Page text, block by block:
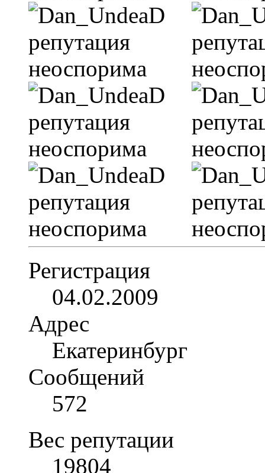
Регистрация
04.02.2009
Адрес
Екатеринбург
Сообщений
572
Вес репутации
19804